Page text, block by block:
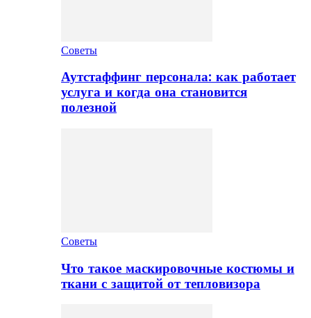
Советы
Аутстаффинг персонала: как работает
услуга и когда она становится
полезной
Советы
Что такое маскировочные костюмы и
ткани с защитой от тепловизора